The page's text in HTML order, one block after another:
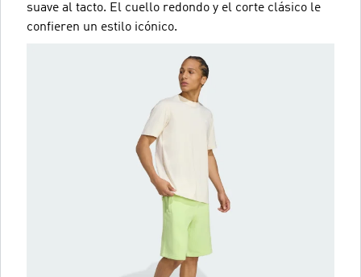
suave al tacto. El cuello redondo y el corte clásico le
confieren un estilo icónico.